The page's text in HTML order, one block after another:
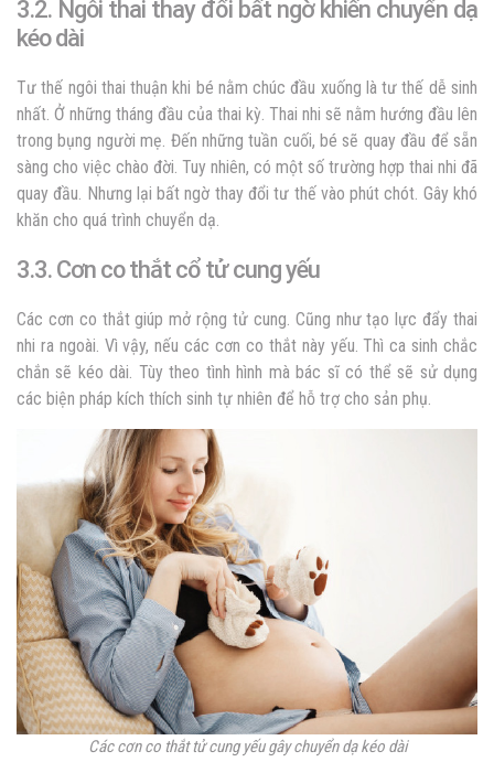
3.2. Ngôi thai thay đổi bất ngờ khiến chuyển dạ
kéo dài
Tư thế ngôi thai thuận khi bé nằm chúc đầu xuống là tư thế dễ sinh
nhất. Ở những tháng đầu của thai kỳ. Thai nhi sẽ nằm hướng đầu lên
trong bụng người mẹ. Đến những tuần cuối, bé sẽ quay đầu để sẵn
sàng cho việc chào đời. Tuy nhiên, có một số trường hợp thai nhi đã
quay đầu. Nhưng lại bất ngờ thay đổi tư thế vào phút chót. Gây khó
khăn cho quá trình chuyển dạ.
3.3. Cơn co thắt cổ tử cung yếu
Các cơn co thắt giúp mở rộng tử cung. Cũng như tạo lực đẩy thai
nhi ra ngoài. Vì vậy, nếu các cơn co thắt này yếu. Thì ca sinh chắc
chắn sẽ kéo dài. Tùy theo tình hình mà bác sĩ có thể sẽ sử dụng
các biện pháp kích thích sinh tự nhiên để hỗ trợ cho sản phụ.
Các cơn co thắt tử cung yếu gây chuyển dạ kéo dài